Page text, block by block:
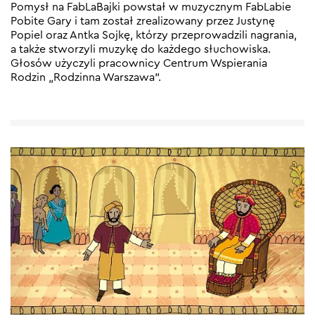
Pomysł na FabLaBajki powstał w muzycznym FabLabie
Pobite Gary i tam został zrealizowany przez Justynę
Popiel oraz Antka Sojkę, którzy przeprowadzili nagrania,
a także stworzyli muzykę do każdego słuchowiska.
Głosów użyczyli pracownicy Centrum Wspierania
Rodzin „Rodzinna Warszawa”.